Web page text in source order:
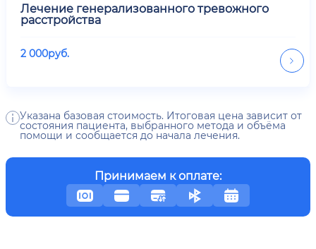
Лечение генерализованного тревожного
расстройства
2 000руб.
Указана базовая стоимость. Итоговая цена зависит от
состояния пациента, выбранного метода и объёма
помощи и сообщается до начала лечения.
Принимаем к оплате: